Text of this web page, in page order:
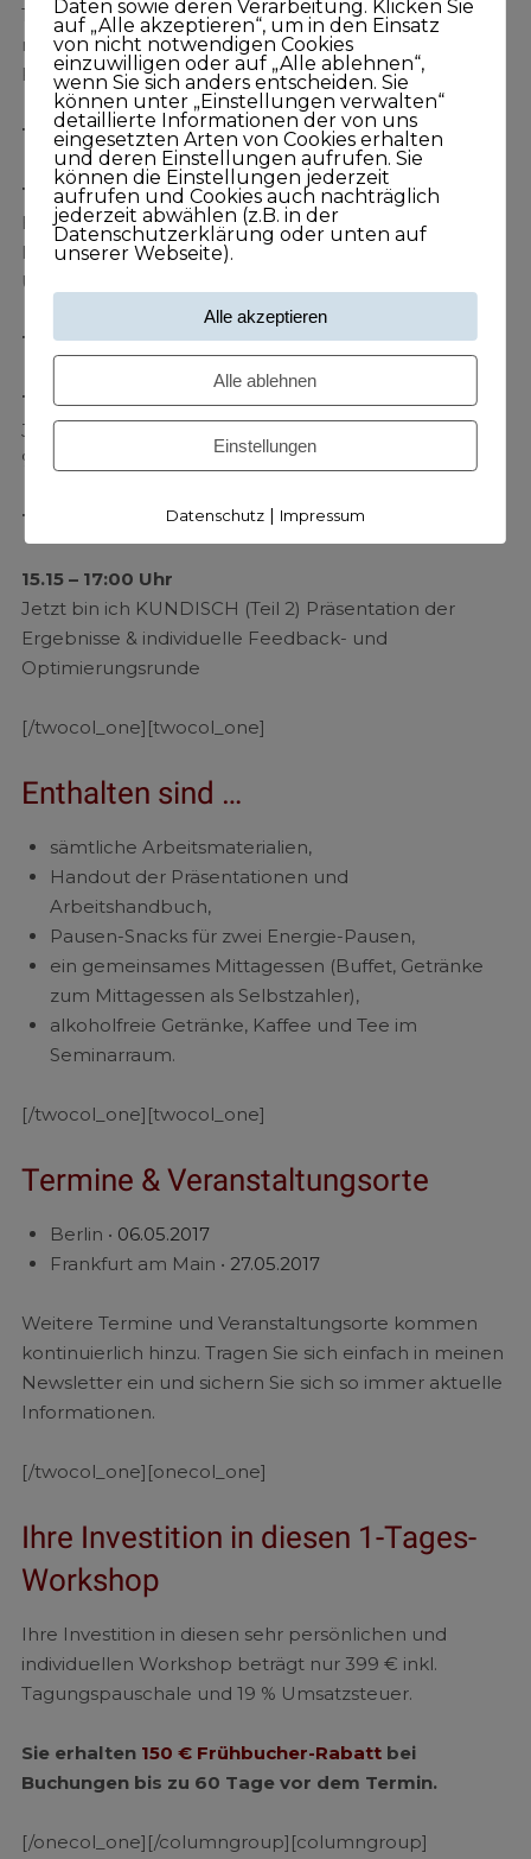
100 % KUNDISCH … Mehr muss nicht sein – aber auch
nicht weniger!Eine Orientierungsrunde, um den
Fokus zu verändern und KUNDISCH zu entdecken
10:30 – 10:45 Uhr• Pause
10:45 – 12:45 Uhr
Bin ich KUNDISCH … und wenn nicht, warum nicht?
Individuelle Standortanalyse, Bewertung von
Unterlagen und Websites von Teilnehmern
12:45 – 13:30 Uhr • Mittagspause
13:30 – 15:00 Uhr
Jetzt werde ich KUNDISCH (Teil 1)
Workshop für 100
% KUNDISCH
15:00 – 15:15 Uhr• Pause
15.15 – 17:00 Uhr
Jetzt bin ich KUNDISCH (Teil 2) Präsentation der
Ergebnisse & individuelle Feedback- und
Optimierungsrunde
[/twocol_one][twocol_one]
Enthalten sind …
sämtliche Arbeitsmaterialien,
Handout der Präsentationen und
Arbeitshandbuch,
Pausen-Snacks für zwei Energie-Pausen,
ein gemeinsames Mittagessen (Buffet, Getränke
zum Mittagessen als Selbstzahler),
alkoholfreie Getränke, Kaffee und Tee im
Seminarraum.
[/twocol_one][twocol_one]
Termine & Veranstaltungsorte
Berlin • 06.05.2017
Frankfurt am Main • 27.05.2017
Weitere Termine und Veranstaltungsorte kommen
kontinuierlich hinzu. Tragen Sie sich einfach in meinen
Newsletter ein und sichern Sie sich so immer aktuelle
Informationen.
[/twocol_one][onecol_one]
Ihre Investition in diesen 1-Tages-
Workshop
Ihre Investition in diesen sehr persönlichen und
individuellen Workshop beträgt nur 399 € inkl.
Tagungspauschale und 19 % Umsatzsteuer.
Sie erhalten 150 € Frühbucher-Rabatt bei
Buchungen bis zu 60 Tage vor dem Termin.
[/onecol_one][/columngroup][columngroup]
Daten sowie deren Verarbeitung. Klicken Sie
auf „Alle akzeptieren“, um in den Einsatz
von nicht notwendigen Cookies
einzuwilligen oder auf „Alle ablehnen“,
wenn Sie sich anders entscheiden. Sie
können unter „Einstellungen verwalten“
detaillierte Informationen der von uns
eingesetzten Arten von Cookies erhalten
und deren Einstellungen aufrufen. Sie
können die Einstellungen jederzeit
aufrufen und Cookies auch nachträglich
jederzeit abwählen (z.B. in der
Datenschutzerklärung oder unten auf
unserer Webseite).
Alle akzeptieren
Alle ablehnen
Einstellungen
Datenschutz| Impressum